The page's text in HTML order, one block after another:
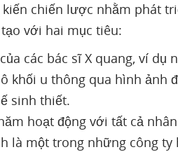
kiến ​​chiến lược nhằm phát
với hai mục tiêu:
các bác sĩ X quang, ví
khối u thông qua hình ảnh
sinh thiết.
hoạt động với tất cả
là một trong những công